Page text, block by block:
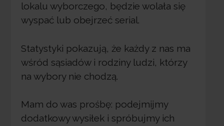
lokalu wyborczego, będzie wolała się
wyspać lub obejrzeć serial.
Statystyki pokazują, że każdy z nas ma
wśród sąsiadów i rodziny ludzi, którzy
na wybory nie chodzą.
Mam do was prośbę: podejmijmy
dodatkowy wysiłek i spróbujmy ich